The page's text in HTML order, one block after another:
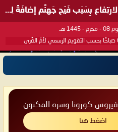
دَرَجات حَرارةِ المُنَاخ تَستَمِر في الارتِفاع بِسَبَب فَيْح جَهنَّم إضافَةً لِحرارةِ الشَّمس في مُحكَم القُرآن العَظيم ..
هـ
فيروس كورونا وسره المكنون
اضغط هنا